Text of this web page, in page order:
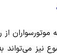
از
می‌تواند